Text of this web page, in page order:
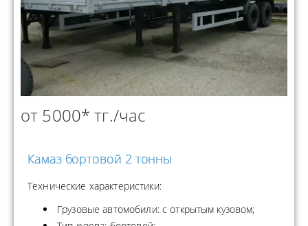
от 5000* тг./час
Камаз бортовой 2 тонны
Технические характеристики:
Грузовые автомобили: с открытым кузовом;